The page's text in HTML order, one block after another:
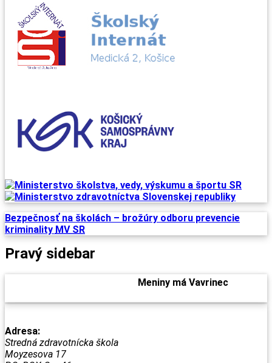
Bezpečnosť na školách – brožúry odboru prevencie
kriminality MV SR
Pravý sidebar
Meniny má Vavrinec, zajtra
Adresa:
Stredná zdravotnícka škola
Moyzesova 17